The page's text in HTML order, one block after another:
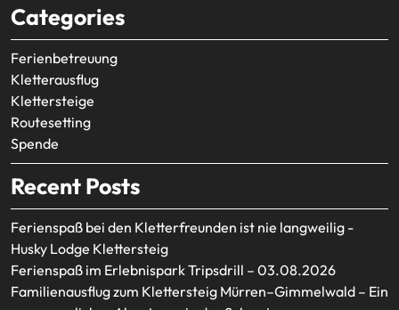
Categories
Ferienbetreuung
Kletterausflug
Klettersteige
Routesetting
Spende
Recent Posts
Ferienspaß bei den Kletterfreunden ist nie langweilig -
Husky Lodge Klettersteig
Ferienspaß im Erlebnispark Tripsdrill – 03.08.2026
Familienausflug zum Klettersteig Mürren–Gimmelwald – Ein